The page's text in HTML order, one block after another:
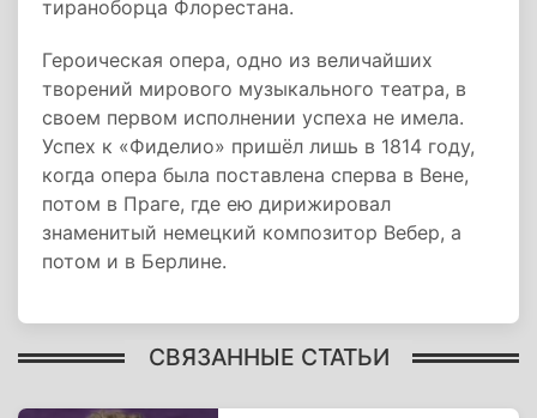
тираноборца Флорестана.
Героическая опера, одно из величайших
творений мирового музыкального театра, в
своем первом исполнении успеха не имела.
Успех к «Фиделио» пришёл лишь в 1814 году,
когда опера была поставлена сперва в Вене,
потом в Праге, где ею дирижировал
знаменитый немецкий композитор Вебер, а
потом и в Берлине.
СВЯЗАННЫЕ СТАТЬИ